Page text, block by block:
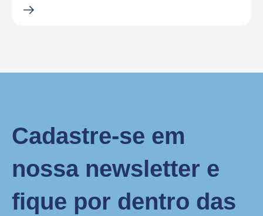
Cadastre-se em
nossa newsletter e
fique por dentro das